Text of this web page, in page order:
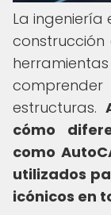
La
construcción
estructuras.
cómo
como
utilizados
icónicos en